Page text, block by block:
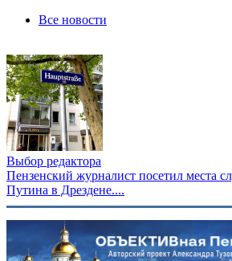
Все новости
Выбор редактора
Пензенский журналист посетил места
Путина в Дрездене....